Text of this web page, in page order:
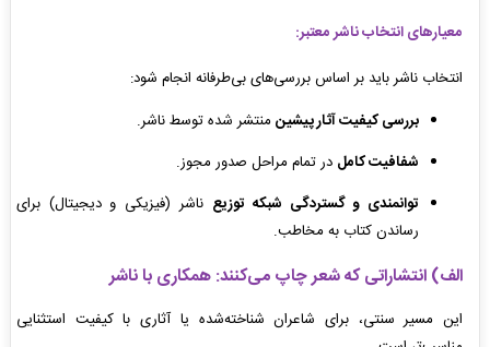
معیارهای انتخاب ناشر معتبر:
انتخاب ناشر باید بر اساس بررسی‌های بی‌طرفانه انجام شود:
بررسی کیفیت آثار پیشینمنتشر شده توسط ناشر.
شفافیت کامل در تمام مراحل صدور مجوز.
توانمندی و گستردگی شبکه توزیع ناشر (فیزیکی و دیجیتال) برای
رساندن کتاب به مخاطب.
الف) انتشاراتی که شعر چاپ می‌کنند: همکاری با ناشر
این مسیر سنتی، برای شاعران شناخته‌شده یا آثاری با کیفیت استثنایی